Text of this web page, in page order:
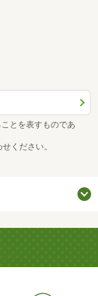
とを表すものであ
ください。